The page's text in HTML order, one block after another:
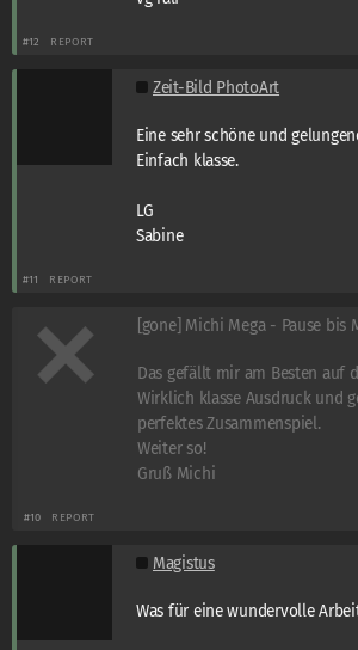
#12 REPORT
Zeit-Bild PhotoArt
Eine sehr schöne und
Einfach klasse.
LG
Sabine
#11 REPORT
[gone] Michi Mega - Pause bis
Das gefällt mir am Besten auf
Wirklich klasse Ausdruck und
perfektes Zusammenspiel.
Weiter so!
Gruß Michi
#10 REPORT
Magistus
Was für eine wundervolle